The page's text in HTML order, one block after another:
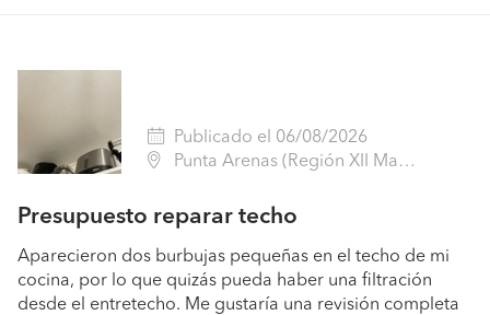
Publicado el 06/08/2026
Punta Arenas (Región XII Magallanes - Magallanes)
Presupuesto reparar techo
Aparecieron dos burbujas pequeñas en el techo de mi
cocina, por lo que quizás pueda haber una filtración
desde el entretecho. Me gustaría una revisión completa